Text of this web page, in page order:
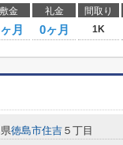
敷金 礼金 間取り
月 0ヶ月 1K
徳島市住吉 ５丁目